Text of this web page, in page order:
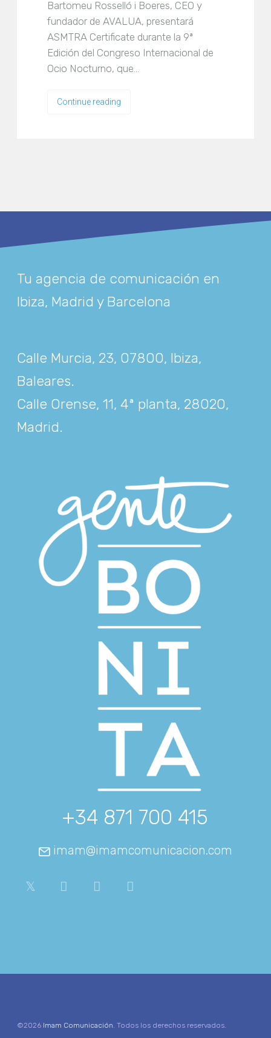
Bartomeu Rosselló i Boeres, CEO y
fundador de AVALUA, presentará
ASMTRA Certificate durante la 9ª
Edición del Congreso Internacional de
Ocio Nocturno, que…
Continue reading
Tu agencia de comunicación en
Ibiza, Madrid y Barcelona
Calle Murcia, 23, 07800, Ibiza,
Baleares.
Calle Orense, 11, 4ª planta, 28020,
Madrid.
+34 871 700 415
imam@imamcomunicacion.com
©2026 Imam Comunicación. Todos los derechos reservados.